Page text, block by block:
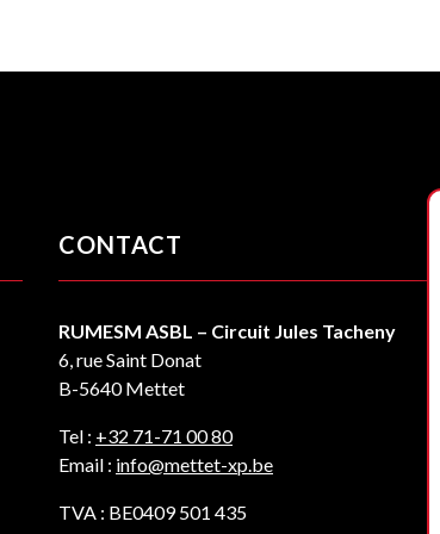
CONTACT
RUMESM ASBL – Circuit Jules Tacheny
6, rue Saint Donat
B-5640 Mettet
Tel : +32 71-71 00 80
Email : info@mettet-xp.be
TVA : BE0409 501 435